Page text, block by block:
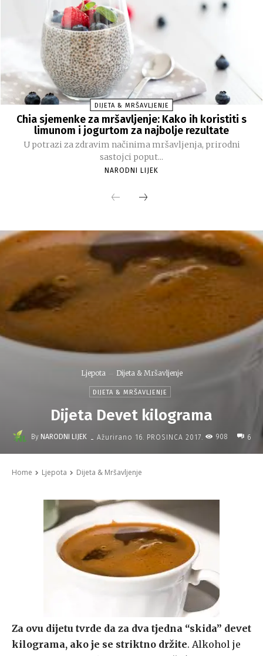
DIJETA & MRŠAVLJENJE
Chia sjemenke za mršavljenje: Kako ih koristiti s
limunom i jogurtom za najbolje rezultate
U potrazi za zdravim načinima mršavljenja, prirodni
sastojci poput...
NARODNI LIJEK